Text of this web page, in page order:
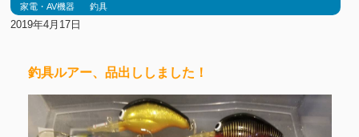
家電・AV機器
釣具
2019年4月17日
釣具ルアー、品出ししました！